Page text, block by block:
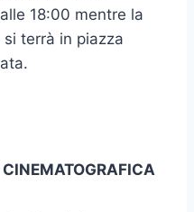
18:00 mentre la
terrà in piazza